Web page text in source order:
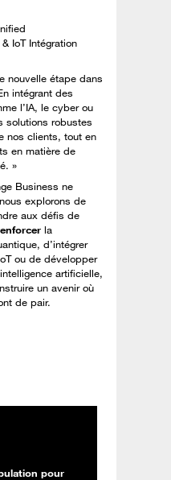
IoT Intégration
nouvelle étape dans
intégrant des
l’IA, le cyber ou
solutions robustes
nos clients, tout en
en matière de
»
Business ne
explorons de
aux défis de
la
d’intégrer
ou de développer
artificielle,
un avenir où
de pair.
pour